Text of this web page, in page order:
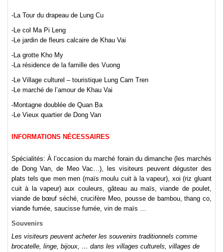
-La Tour du drapeau de Lung Cu
-Le col Ma Pi Leng
-Le jardin de fleurs calcaire de Khau Vai
-La grotte Kho My
-La résidence de la famille des Vuong
-Le Village culturel – touristique Lung Cam Tren
-Le marché de l’amour de Khau Vai
-Montagne doublée de Quan Ba
-Le Vieux quartier de Dong Van
INFORMATIONS NÉCESSAIRES
Spécialités: À l’occasion du marché forain du dimanche (les marchés
de Dong Van, de Meo Vac…), les visiteurs peuvent déguster des
plats tels que men men (maïs moulu cuit à la vapeur), xoi (riz gluant
cuit à la vapeur) aux couleurs, gâteau au maïs, viande de poulet,
viande de bœuf séché, crucifère Meo, pousse de bambou, thang co,
viande fumée, saucisse fumée, vin de maïs …
Souvenirs
Les visiteurs peuvent acheter les souvenirs traditionnels comme
brocatelle, linge, bijoux, … dans les villages culturels, villages de